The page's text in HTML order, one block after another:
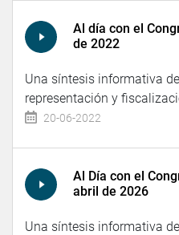
Al día con el
de 2022
Una síntesis informativa
representación y
20-06-2022
Al Día con el
abril de 2026
Una síntesis informativa